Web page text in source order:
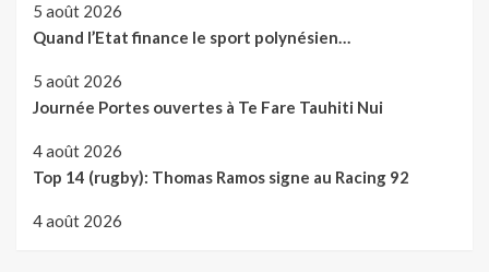
5 août 2026
Quand l’Etat finance le sport polynésien…
5 août 2026
Journée Portes ouvertes à Te Fare Tauhiti Nui
4 août 2026
Top 14 (rugby): Thomas Ramos signe au Racing 92
4 août 2026